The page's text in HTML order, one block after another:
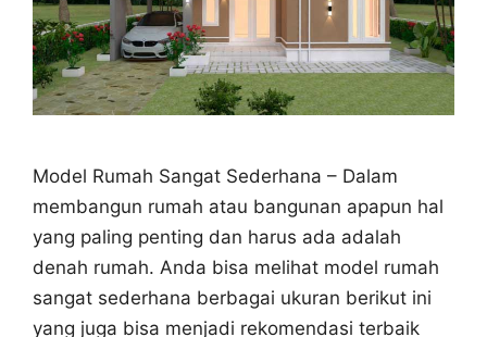
Model Rumah Sangat Sederhana – Dalam
membangun rumah atau bangunan apapun hal
yang paling penting dan harus ada adalah
denah rumah. Anda bisa melihat model rumah
sangat sederhana berbagai ukuran berikut ini
yang juga bisa menjadi rekomendasi terbaik